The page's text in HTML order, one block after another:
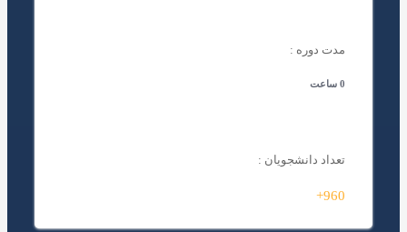
مدت دوره :
0 ساعت
تعداد دانشجویان :
960+